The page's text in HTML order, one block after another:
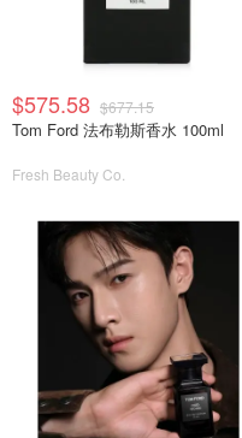
$575.58 $677.15
Tom Ford 法布勒斯香水 100ml
Fresh Beauty Co.